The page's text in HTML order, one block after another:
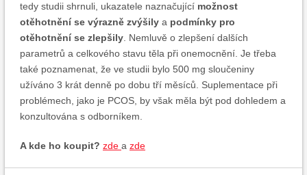
tedy studii shrnuli, ukazatele naznačující možnost
otěhotnění se výrazně zvýšily a podmínky pro
otěhotnění se zlepšily . Nemluvě o zlepšení dalších
parametrů a celkového stavu těla při onemocnění. Je třeba
také poznamenat, že ve studii bylo 500 mg sloučeniny
užíváno 3 krát denně po dobu tří měsíců. Suplementace při
problémech, jako je PCOS, by však měla být pod dohledem a
konzultována s odborníkem.
A kde ho koupit? zde a zde